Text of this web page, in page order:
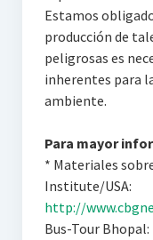
Estamos
producción de
peligrosas es
inherentes para
ambiente.
Para mayor
* Materiales
Institute/USA:
http://
Bus-Tour Bhopal: